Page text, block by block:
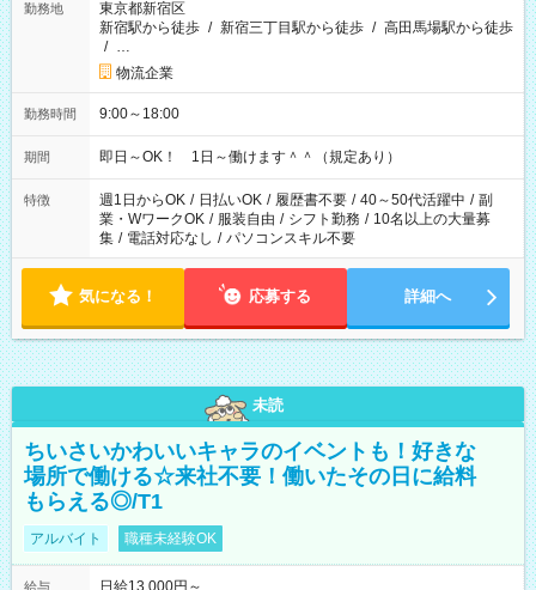
勤務地
東京都新宿区
新宿駅から徒歩 / 新宿三丁目駅から徒歩 / 高田馬場駅から徒歩
/ …
物流企業
勤務時間 9:00～18:00
期間 即日～OK！ 1日～働けます＾＾（規定あり）
特徴 週1日からOK / 日払いOK / 履歴書不要 / 40～50代活躍中 / 副
業・WワークOK / 服装自由 / シフト勤務 / 10名以上の大量募
集 / 電話対応なし / パソコンスキル不要
気になる！ 応募する 詳細へ
未読
ちいさいかわいいキャラのイベントも！好きな
場所で働ける☆来社不要！働いたその日に給料
もらえる◎/T1
アルバイト 職種未経験OK
給与
日給13,000円～